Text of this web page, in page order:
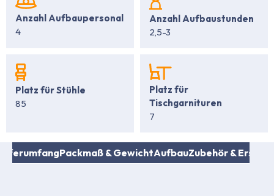
Anzahl Aufbaupersonal
4
Anzahl Aufbaustunden
2,5-3
Platz für Stühle
85
Platz für
Tischgarnituren
7
Packmaß & GewichtAufbauZubehör &